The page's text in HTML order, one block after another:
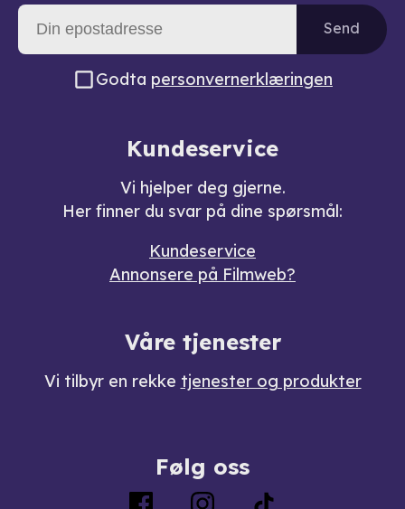
Send
Godta personvernerklæringen
Kundeservice
Vi hjelper deg gjerne.
Her finner du svar på dine spørsmål:
Kundeservice
Annonsere på Filmweb?
Våre tjenester
Vi tilbyr en rekke tjenester og produkter
Følg oss